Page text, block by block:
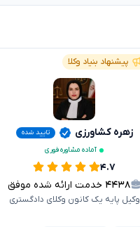
پیشنهاد بنیاد وکلا
زهره کشاورزی
تایید شده
آماده مشاوره فوری
۴.۷
۴۴۳۸ خدمت ارائه شده موفق
وکیل پایه یک کانون وکلای دادگستری